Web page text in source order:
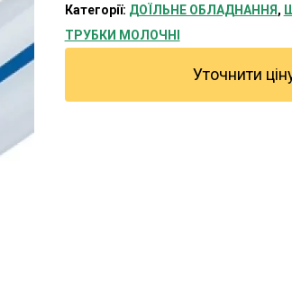
Категорії: ДОЇЛЬНЕ ОБЛАДНАННЯ ,
ТРУБКИ МОЛОЧНІ
Уточнити